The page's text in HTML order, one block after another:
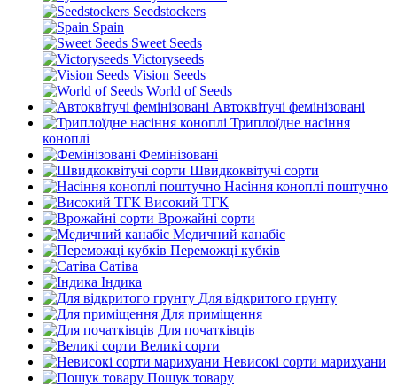
Seedstockers
Spain
Sweet Seeds
Victoryseeds
Vision Seeds
World of Seeds
Автоквітучі фемінізовані
Триплоїдне насіння
коноплі
Фемінізовані
Швидкоквітучі сорти
Насіння коноплі поштучно
Високий ТГК
Врожайні сорти
Медичний канабіс
Переможці кубків
Сатіва
Індика
Для відкритого грунту
Для приміщення
Для початківців
Великі сорти
Невисокі сорти марихуани
Пошук товару